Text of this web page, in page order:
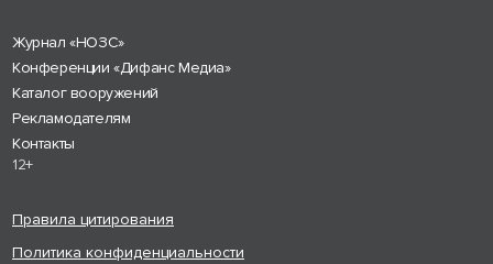
Журнал «НОЗС»
Конференции «Дифанс Медиа»
Каталог вооружений
Рекламодателям
Контакты
12+
Правила цитирования
Политика конфиденциальности